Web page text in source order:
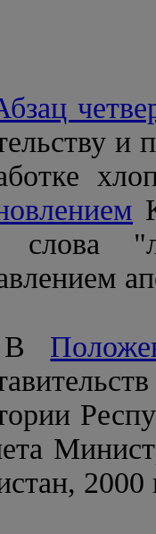
и
слова
В
2000